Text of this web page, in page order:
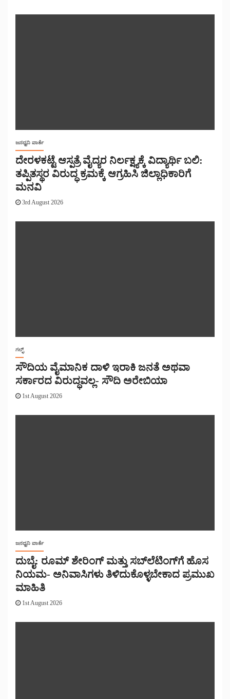
ಜನಧ್ವನಿ ವಾರ್ತೆ
ದೇರಳಕಟ್ಟೆ ಆಸ್ಪತ್ರೆ ವೈದ್ಯರ ನಿರ್ಲಕ್ಷ್ಯಕ್ಕೆ ವಿದ್ಯಾರ್ಥಿ ಬಲಿ:
ತಪ್ಪಿತಸ್ಥರ ವಿರುದ್ಧ ಕ್ರಮಕ್ಕೆ ಆಗ್ರಹಿಸಿ ಜಿಲ್ಲಾಧಿಕಾರಿಗೆ
ಮನವಿ
3rd August 2026
ಗಲ್ಫ್
ಸೌದಿಯ ವೈಮಾನಿಕ ದಾಳಿ ಇರಾಕಿ ಜನತೆ ಅಥವಾ
ಸರ್ಕಾರದ ವಿರುದ್ಧವಲ್ಲ- ಸೌದಿ ಅರೇಬಿಯಾ
1st August 2026
ಜನಧ್ವನಿ ವಾರ್ತೆ
ದುಬೈ: ರೂಮ್ ಶೇರಿಂಗ್ ಮತ್ತು ಸಬ್‌ಲೆಟಿಂಗ್‌ಗೆ ಹೊಸ
ನಿಯಮ- ಅನಿವಾಸಿಗಳು ತಿಳಿದುಕೊಳ್ಳಬೇಕಾದ ಪ್ರಮುಖ
ಮಾಹಿತಿ
1st August 2026